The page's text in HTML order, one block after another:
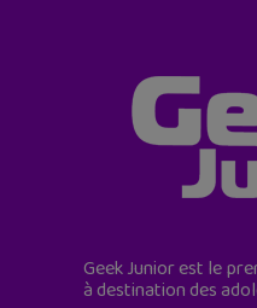
Geek Junior est le
à destination des